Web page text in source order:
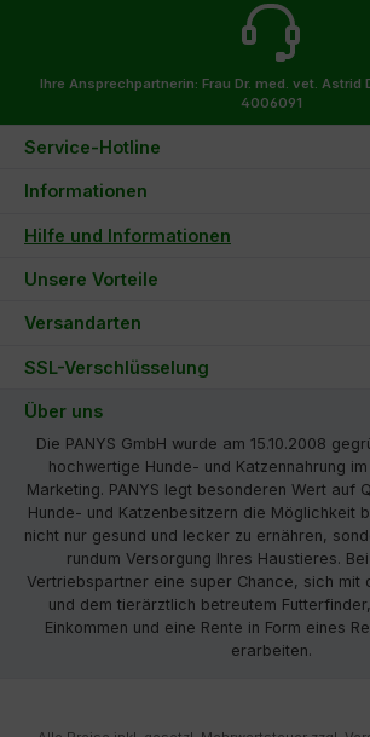
Ihre Ansprechpartnerin: Frau Dr. med. vet. Astrid
4006091
Service-Hotline
Informationen
Hilfe und Informationen
Unsere Vorteile
Versandarten
SSL-Verschlüsselung
Über uns
Die PANYS GmbH wurde am 15.10.2008
hochwertige Hunde- und Katzennahrung
Marketing. PANYS legt besonderen Wert auf
Hunde- und Katzenbesitzern die Möglichkeit
nicht nur gesund und lecker zu ernähren,
rundum Versorgung Ihres Haustieres.
Vertriebspartner eine super Chance, sich mit
und dem tierärztlich betreutem
Einkommen und eine Rente in Form eines
erarbeiten.